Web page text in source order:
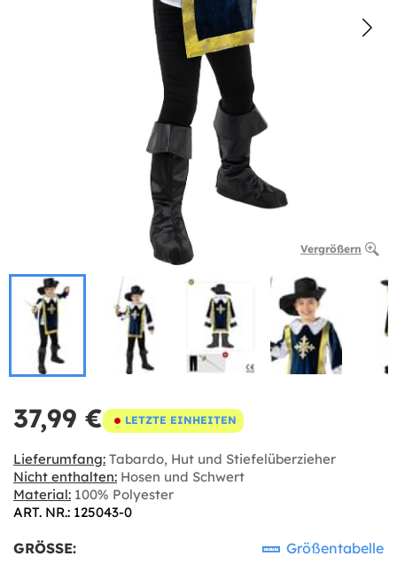
Vergrößern
37,99 € LETZTE EINHEITEN
Lieferumfang: Tabardo, Hut und Stiefelüberzieher
Nicht enthalten: Hosen und Schwert
Material: 100% Polyester
ART. NR.: 125043-0
GRÖSSE: Größentabelle